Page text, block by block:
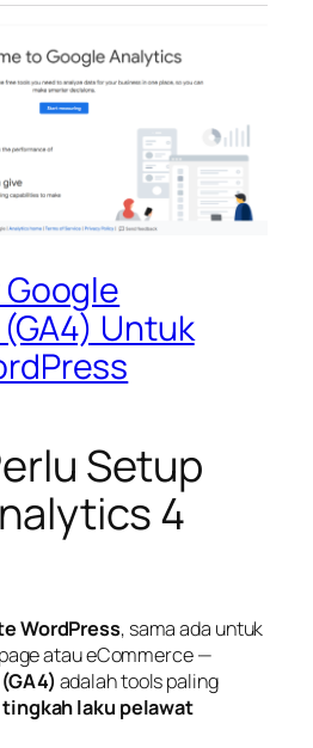
Untuk
Setup
4
WordPress, sama ada untuk
atau eCommerce —
adalah tools paling
tingkah laku pelawat